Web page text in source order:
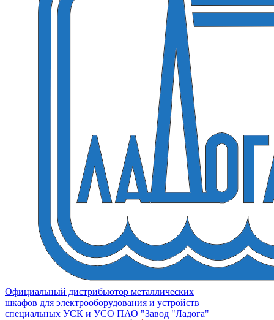
Официальный дистрибьютор металлических
шкафов для электрооборудования и устройств
специальных УСК и УСО ПАО "Завод "Ладога"